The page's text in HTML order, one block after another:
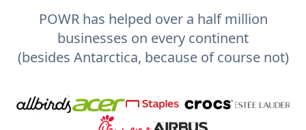
POWR has helped over a half million
businesses on every continent
(besides Antarctica, because of course not)